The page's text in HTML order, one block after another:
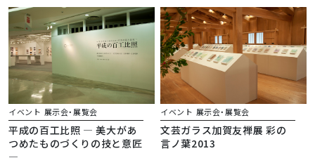
イベント 展示会・展覧会
平成の百工比照 ― 美大があ
つめたものづくりの技と意匠
―
イベント 展示会・展覧会
文芸ガラス加賀友禅展 彩の
言ノ葉2013